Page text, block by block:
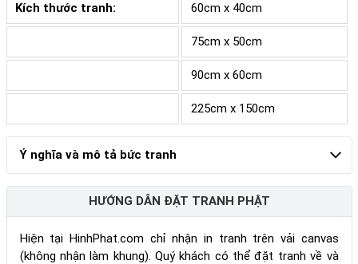
Kích thước tranh: 60cm x 40cm
75cm x 50cm
90cm x 60cm
225cm x 150cm
Ý nghĩa và mô tả bức tranh
HƯỚNG DẪN ĐẶT TRANH PHẬT
Hiện tại HinhPhat.com chỉ nhận in tranh trên vải canvas
(không nhận làm khung). Quý khách có thể đặt tranh về và